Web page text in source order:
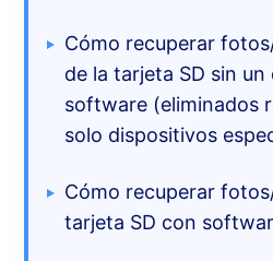
Cómo recuperar
de la tarjeta SD sin
software (eliminados
solo dispositivos
Cómo recuperar
tarjeta SD con